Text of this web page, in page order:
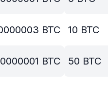
BTC
BTC
10 BTC
50 BTC